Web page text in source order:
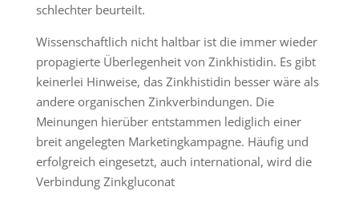
schlechter beurteilt.
Wissenschaftlich nicht haltbar ist die immer wieder
propagierte Überlegenheit von Zinkhistidin. Es gibt
keinerlei Hinweise, das Zinkhistidin besser wäre als
andere organischen Zinkverbindungen. Die
Meinungen hierüber entstammen lediglich einer
breit angelegten Marketingkampagne. Häufig und
erfolgreich eingesetzt, auch international, wird die
Verbindung Zinkgluconat